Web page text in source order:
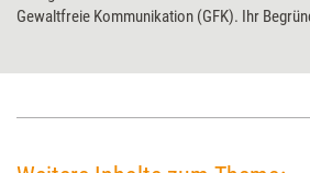
Gewaltfreie Kommunikation (GFK). Ihr